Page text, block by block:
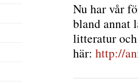
Nu har vår
bland annat
litteratur
här: http://